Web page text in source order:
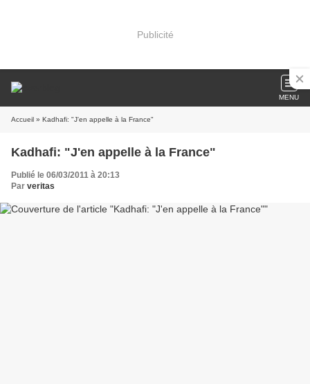
Publicité
MENU
Accueil » Kadhafi: "J'en appelle à la France"
Kadhafi: "J'en appelle à la France"
Publié le 06/03/2011 à 20:13
Par veritas